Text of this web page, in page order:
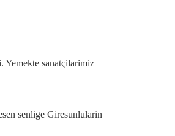
Yemekte sanatçilarimiz
senlige Giresunlularin